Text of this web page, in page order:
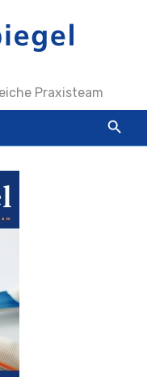
Praxisteam